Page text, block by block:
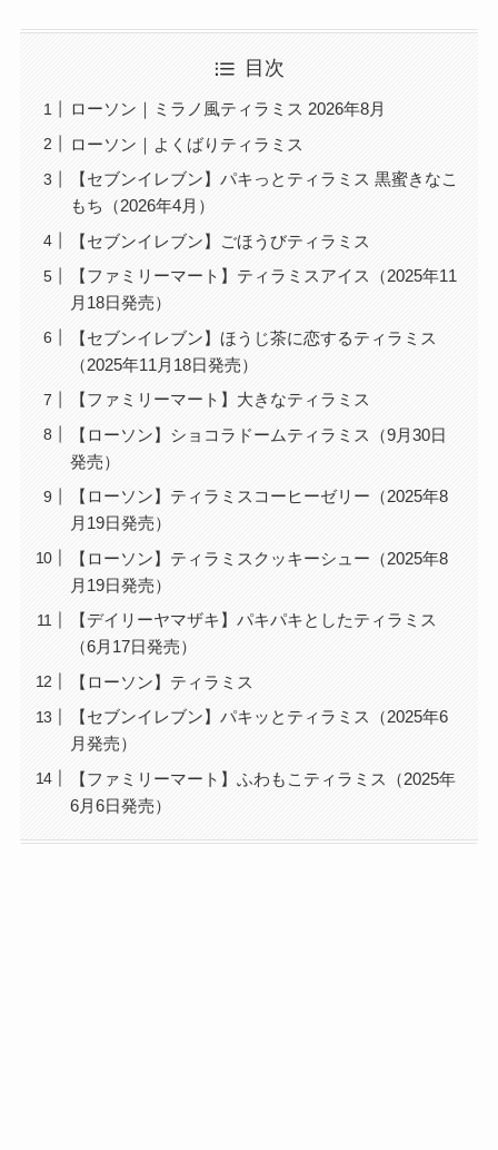
目次
ローソン｜ミラノ風ティラミス 2026年8月
ローソン｜よくばりティラミス
【セブンイレブン】パキっとティラミス 黒蜜きなこ
もち（2026年4月）
【セブンイレブン】ごほうびティラミス
【ファミリーマート】ティラミスアイス（2025年11
月18日発売）
【セブンイレブン】ほうじ茶に恋するティラミス
（2025年11月18日発売）
【ファミリーマート】大きなティラミス
【ローソン】ショコラドームティラミス（9月30日
発売）
【ローソン】ティラミスコーヒーゼリー（2025年8
月19日発売）
【ローソン】ティラミスクッキーシュー（2025年8
月19日発売）
【デイリーヤマザキ】パキパキとしたティラミス
（6月17日発売）
【ローソン】ティラミス
【セブンイレブン】パキッとティラミス（2025年6
月発売）
【ファミリーマート】ふわもこティラミス（2025年
6月6日発売）